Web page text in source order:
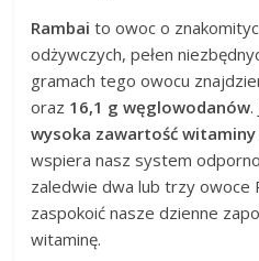
Rambai to owoc o
odżywczych, pełen
gramach tego owocu
oraz 16,1 g węglowodanów.
wysoka zawartość witaminy
wspiera nasz system
zaledwie dwa lub trzy owoce
zaspokoić nasze dzienne
witaminę.